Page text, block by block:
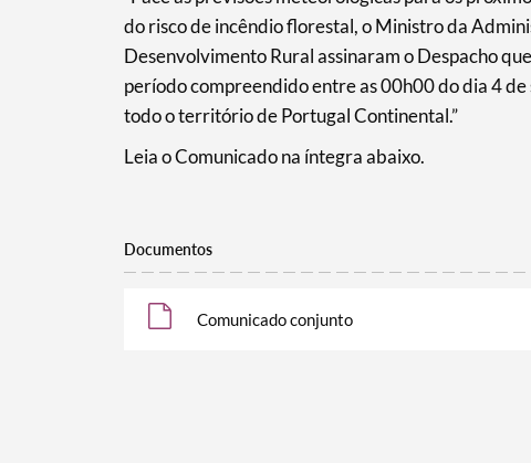
Filtros
do risco de incêndio florestal, o Ministro da
Desenvolvimento Rural assinaram o Despacho
período compreendido entre as 00h00 do dia 4
todo o território de Portugal Continental.”
Leia o Comunicado na íntegra abaixo.
Documentos
Comunicado conjunto